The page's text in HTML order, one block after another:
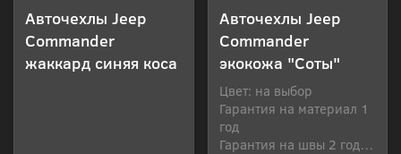
Авточехлы Jeep
Commander
жаккард синяя коса
Авточехлы Jeep
Commander
экокожа "Соты"
Цвет: на выбор
Гарантия на материал 1
год
Гарантия на швы 2 года